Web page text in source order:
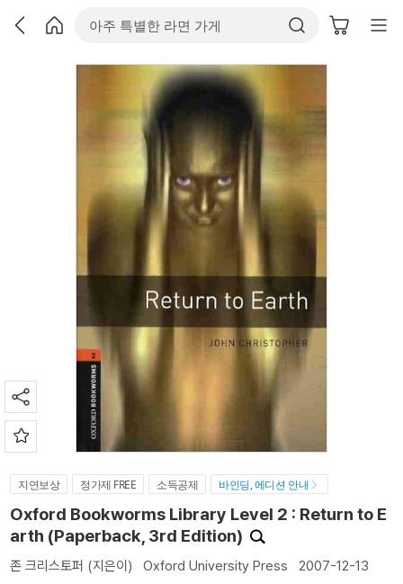
지연보상 정가제 FREE 소득공제 바인딩, 에디션 안내
Oxford Bookworms Library Level 2 : Return to E
arth (Paperback, 3rd Edition)
존 크리스토퍼 (지은이) Oxford University Press 2007-12-13